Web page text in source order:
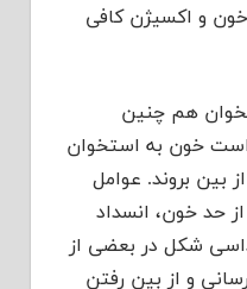
و اکسیژن کافی
هم چنین
خون به استخوان
بین بروند. عوامل
حد خون، انسداد
شکل در بعضی از
و از بین رفتن